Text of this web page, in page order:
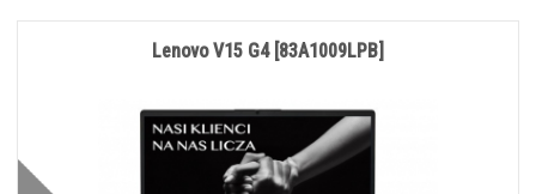
Lenovo V15 G4 [83A1009LPB]